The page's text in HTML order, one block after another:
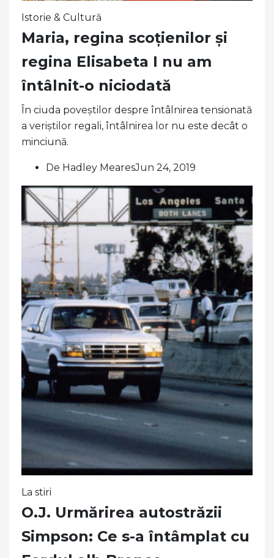
Istorie & Cultură
Maria, regina scoțienilor și
regina Elisabeta I nu am
întâlnit-o niciodată
În ciuda poveștilor despre întâlnirea tensionată
a veriștilor regali, întâlnirea lor nu este decât o
minciună.
De Hadley MearesJun 24, 2019
La stiri
O.J. Urmărirea autostrăzii
Simpson: Ce s-a întâmplat cu